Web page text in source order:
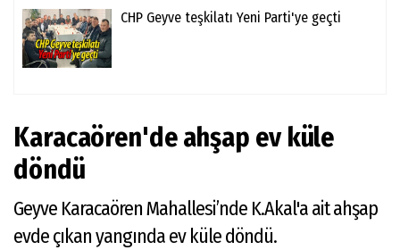
CHP Geyve teşkilatı Yeni Parti'ye geçti
Karacaören'de ahşap ev küle
döndü
Geyve Karacaören Mahallesi’nde K.Akal'a ait ahşap
evde çıkan yangında ev küle döndü.